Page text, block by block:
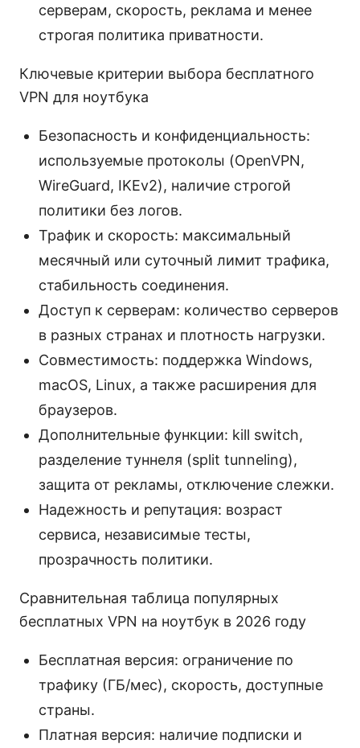
серверам, скорость, реклама и менее
строгая политика приватности.
Ключевые критерии выбора бесплатного
VPN для ноутбука
Безопасность и конфиденциальность:
используемые протоколы (OpenVPN,
WireGuard, IKEv2), наличие строгой
политики без логов.
Трафик и скорость: максимальный
месячный или суточный лимит трафика,
стабильность соединения.
Доступ к серверам: количество серверов
в разных странах и плотность нагрузки.
Совместимость: поддержка Windows,
macOS, Linux, а также расширения для
браузеров.
Дополнительные функции: kill switch,
разделение туннеля (split tunneling),
защита от рекламы, отключение слежки.
Надежность и репутация: возраст
сервиса, независимые тесты,
прозрачность политики.
Сравнительная таблица популярных
бесплатных VPN на ноутбук в 2026 году
Бесплатная версия: ограничение по
трафику (ГБ/мес), скорость, доступные
страны.
Платная версия: наличие подписки и